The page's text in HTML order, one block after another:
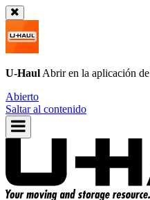
U-Haul Abrir en la aplicación de
Abierto
Saltar al contenido